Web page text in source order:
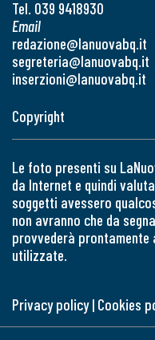
Tel. 039 9418930
Email
redazione@lanuovabq.it
segreteria@lanuovabq.it
inserzioni@lanuovabq.it
Copyright
Le foto presenti su
da Internet e quindi
soggetti avessero
non avranno che da
provvederà prontamente
utilizzate.
Privacy policy| Cookies